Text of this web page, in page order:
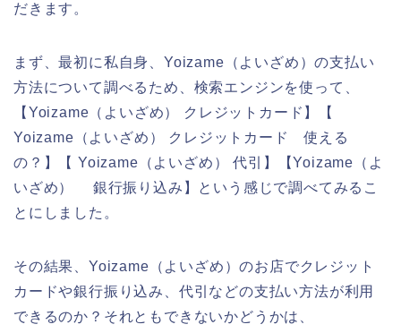
だきます。
まず、最初に私自身、Yoizame（よいざめ）の支払い
方法について調べるため、検索エンジンを使って、
【Yoizame（よいざめ） クレジットカード】【
Yoizame（よいざめ） クレジットカード 使える
の？】【 Yoizame（よいざめ） 代引】【Yoizame（よ
いざめ） 銀行振り込み】という感じで調べてみるこ
とにしました。
その結果、Yoizame（よいざめ）のお店でクレジット
カードや銀行振り込み、代引などの支払い方法が利用
できるのか？それともできないかどうかは、